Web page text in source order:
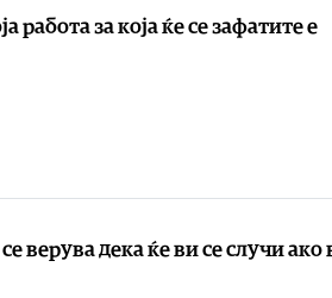
работа за која ќе се зафатите е
верува дека ќе ви се случи ако